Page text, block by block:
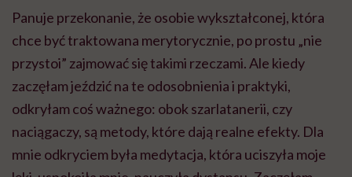
Panuje przekonanie, że osobie wykształconej, która
chce być traktowana merytorycznie, po prostu „nie
przystoi” zajmować się takimi rzeczami. Ale kiedy
zaczęłam jeździć na te odosobnienia i praktyki,
odkryłam coś ważnego: obok szarlatanerii, czy
naciągaczy, są metody, które dają realne efekty. Dla
mnie odkryciem była medytacja, która uciszyła moje